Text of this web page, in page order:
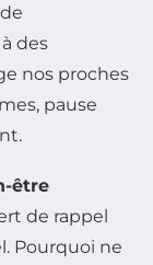
des
nos proches
pause
être
de rappel
Pourquoi ne